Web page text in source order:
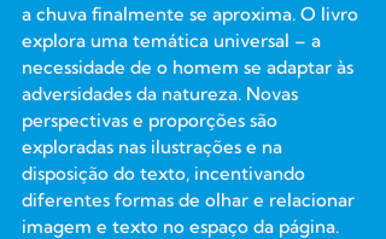
a chuva finalmente se aproxima. O livro
explora uma temática universal – a
necessidade de o homem se adaptar às
adversidades da natureza. Novas
perspectivas e proporções são
exploradas nas ilustrações e na
disposição do texto, incentivando
diferentes formas de olhar e relacionar
imagem e texto no espaço da página.